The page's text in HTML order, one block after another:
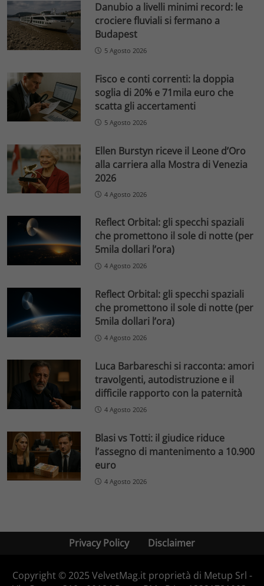
Danubio a livelli minimi record: le
crociere fluviali si fermano a
Budapest
5 Agosto 2026
Fisco e conti correnti: la doppia
soglia di 20% e 71mila euro che
scatta gli accertamenti
5 Agosto 2026
Ellen Burstyn riceve il Leone d’Oro
alla carriera alla Mostra di Venezia
2026
4 Agosto 2026
Reflect Orbital: gli specchi spaziali
che promettono il sole di notte (per
5mila dollari l’ora)
4 Agosto 2026
Reflect Orbital: gli specchi spaziali
che promettono il sole di notte (per
5mila dollari l’ora)
4 Agosto 2026
Luca Barbareschi si racconta: amori
travolgenti, autodistruzione e il
difficile rapporto con la paternità
4 Agosto 2026
Blasi vs Totti: il giudice riduce
l’assegno di mantenimento a 10.900
euro
4 Agosto 2026
Privacy Policy Disclaimer
Copyright © 2025 VelvetMag.it proprietà di Metup Srl -